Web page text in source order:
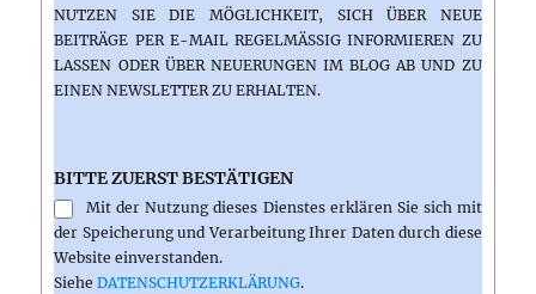
NUTZEN SIE DIE MÖGLICHKEIT, SICH ÜBER NEUE
BEITRÄGE PER E-MAIL REGELMÄSSIG INFORMIEREN ZU L
ASSEN ODER ÜBER NEUERUNGEN IM BLOG AB UND ZU E
INEN NEWSLETTER ZU ERHALTEN.
BITTE ZUERST BESTÄTIGEN
Mit der Nutzung dieses Dienstes erklären Sie sich mit
der Speicherung und Verarbeitung Ihrer Daten durch diese
Website einverstanden.
SieheDATENSCHUTZERKLÄRUNG.